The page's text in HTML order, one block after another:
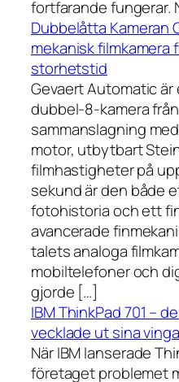
fortfarande fungerar.
Dubbelåtta Kameran
mekanisk filmkamera
storhetstid
Gevaert Automatic
dubbel-8-kamera
sammanslagning
motor, utbytbart
filmhastigheter på
sekund är den både
fotohistoria och ett
avancerade
talets analoga
mobiltelefoner och
gjorde […]
IBM ThinkPad 701 –
vecklade ut sina
När IBM lanserade
företaget problemet